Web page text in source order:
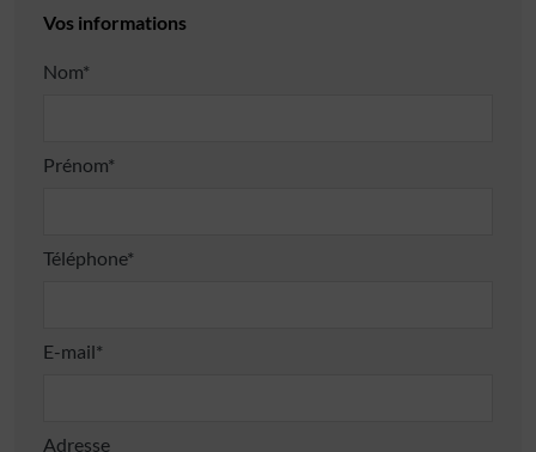
Vos informations
Nom*
Prénom*
Téléphone*
E-mail*
Adresse